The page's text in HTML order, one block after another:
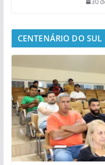
CENTENÁRIO DO SUL